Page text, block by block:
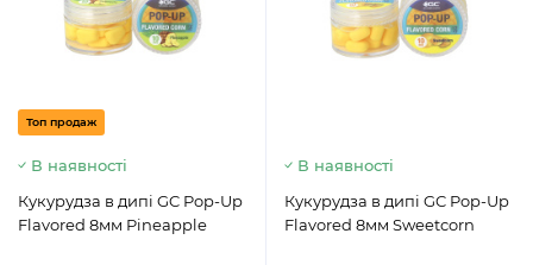
Топ продаж
В наявності
Кукурудза в дипі GC Pop-Up
Flavored 8мм Pineapple
В наявності
Кукурудза в дипі GC Pop-Up
Flavored 8мм Sweetcorn